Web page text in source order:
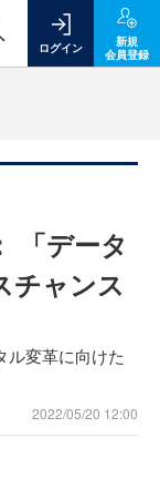
ログイン
新規
会員登録
「データ
チャンス
ル変革に向けた
2022/05/20 12:00